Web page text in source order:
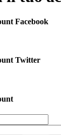
Facebook
Twitter